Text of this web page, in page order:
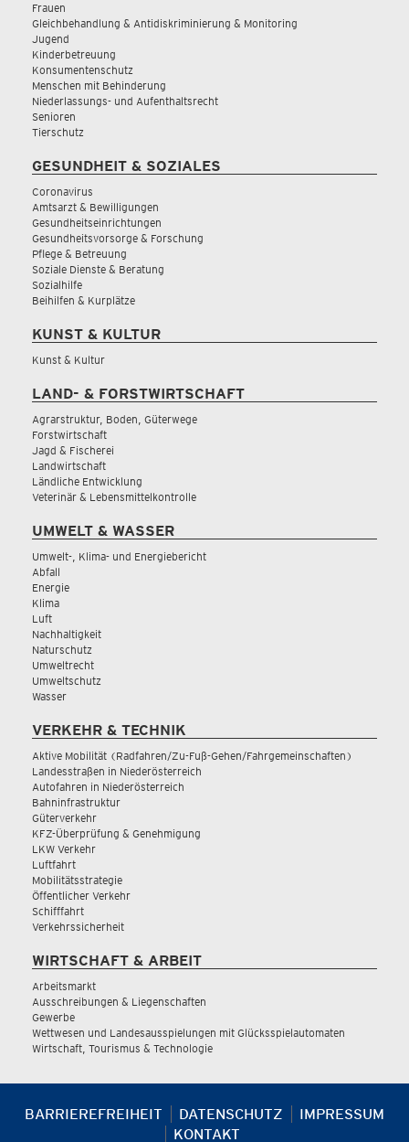
Frauen
Gleichbehandlung & Antidiskriminierung & Monitoring
Jugend
Kinderbetreuung
Konsumentenschutz
Menschen mit Behinderung
Niederlassungs- und Aufenthaltsrecht
Senioren
Tierschutz
GESUNDHEIT & SOZIALES
Coronavirus
Amtsarzt & Bewilligungen
Gesundheitseinrichtungen
Gesundheitsvorsorge & Forschung
Pflege & Betreuung
Soziale Dienste & Beratung
Sozialhilfe
Beihilfen & Kurplätze
KUNST & KULTUR
Kunst & Kultur
LAND- & FORSTWIRTSCHAFT
Agrarstruktur, Boden, Güterwege
Forstwirtschaft
Jagd & Fischerei
Landwirtschaft
Ländliche Entwicklung
Veterinär & Lebensmittelkontrolle
UMWELT & WASSER
Umwelt-, Klima- und Energiebericht
Abfall
Energie
Klima
Luft
Nachhaltigkeit
Naturschutz
Umweltrecht
Umweltschutz
Wasser
VERKEHR & TECHNIK
Aktive Mobilität (Radfahren/Zu-Fuß-Gehen/Fahrgemeinschaften)
Landesstraßen in Niederösterreich
Autofahren in Niederösterreich
Bahninfrastruktur
Güterverkehr
KFZ-Überprüfung & Genehmigung
LKW Verkehr
Luftfahrt
Mobilitätsstrategie
Öffentlicher Verkehr
Schifffahrt
Verkehrssicherheit
WIRTSCHAFT & ARBEIT
Arbeitsmarkt
Ausschreibungen & Liegenschaften
Gewerbe
Wettwesen und Landesausspielungen mit Glücksspielautomaten
Wirtschaft, Tourismus & Technologie
BARRIEREFREIHEIT DATENSCHUTZ
IMPRESSUM
KONTAKT